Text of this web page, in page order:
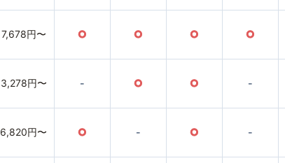
7,678円〜 ○ ○ ○ ○
3,278円〜 - ○ ○ -
6,820円〜 ○ - ○ -